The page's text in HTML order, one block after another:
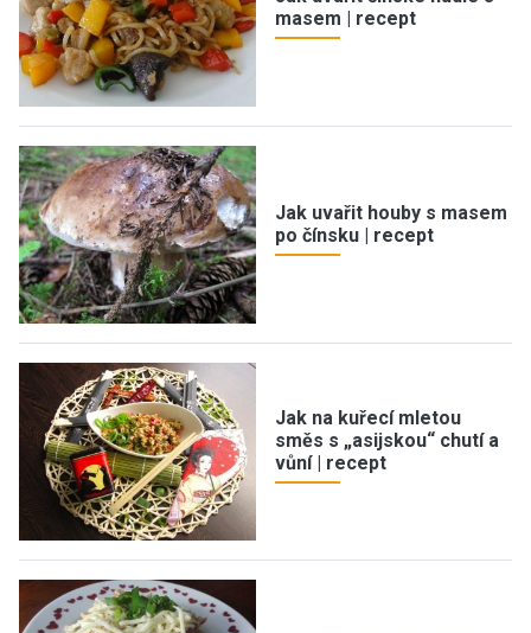
masem | recept
Jak uvařit houby s masem
po čínsku | recept
Jak na kuřecí mletou
směs s „asijskou“ chutí a
vůní | recept